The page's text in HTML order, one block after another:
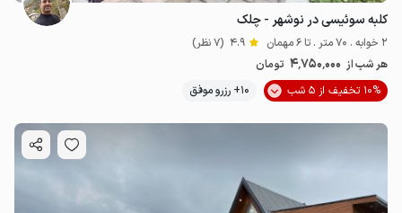
کلبه سوئیسی در نوشهر - چلک
2 خوابه . 70 متر . تا 6 مهمان 4.9 (7 نظر)
هر شب از 4٬750٬000 تومان
10% تخفیف از 5 شب
10+ رزرو موفق